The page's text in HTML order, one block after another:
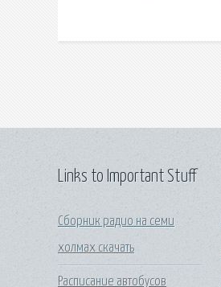
Links to Important Stuff
Сборник радио на семи
холмах скачать
Расписание автобусов